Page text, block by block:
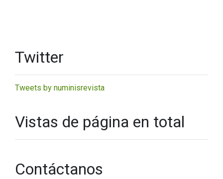
Twitter
Tweets by numinisrevista
Vistas de página en total
Contáctanos